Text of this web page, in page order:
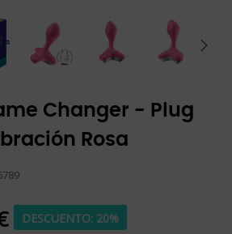
Changer - Plug
Rosa
DESCUENTO: 20%